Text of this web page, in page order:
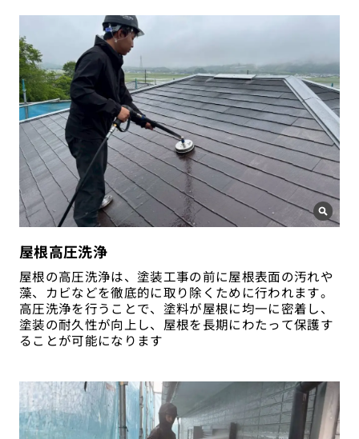
屋根高圧洗浄
屋根の高圧洗浄は、塗装工事の前に屋根表面の汚れや
藻、カビなどを徹底的に取り除くために行われます。
高圧洗浄を行うことで、塗料が屋根に均一に密着し、
塗装の耐久性が向上し、屋根を長期にわたって保護す
ることが可能になります